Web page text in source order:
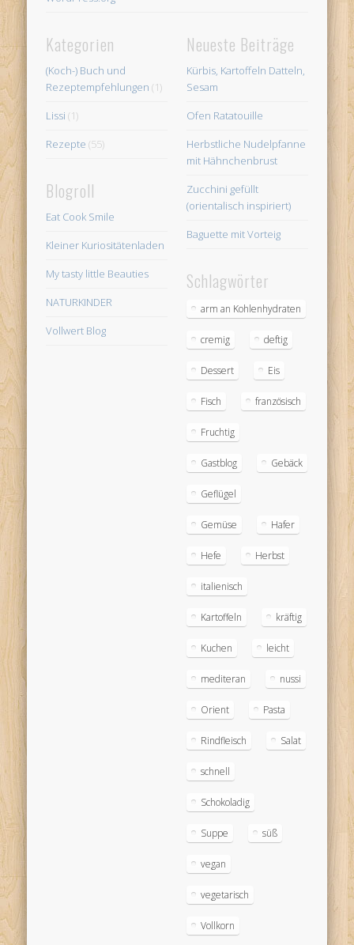
Kategorien
(Koch-) Buch und
Rezeptempfehlungen (1)
Lissi (1)
Rezepte (55)
Blogroll
Eat Cook Smile
Kleiner Kuriositätenladen
My tasty little Beauties
NATURKINDER
Vollwert Blog
Neueste Beiträge
Kürbis, Kartoffeln Datteln,
Sesam
Ofen Ratatouille
Herbstliche Nudelpfanne
mit Hähnchenbrust
Zucchini gefüllt
(orientalisch inspiriert)
Baguette mit Vorteig
Schlagwörter
arm an Kohlenhydraten
cremig deftig
Dessert Eis
Fisch französisch
Fruchtig
Gastblog Gebäck
Geflügel
Gemüse Hafer
Hefe Herbst
italienisch
Kartoffeln kräftig
Kuchen leicht
mediteran nussi
Orient Pasta
Rindfleisch Salat
schnell
Schokoladig
Suppe süß
vegan
vegetarisch
Vollkorn